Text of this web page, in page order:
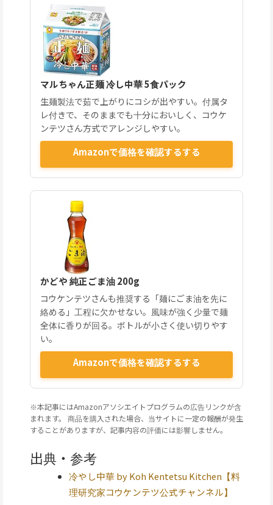
マルちゃん正麺 冷し中華 5食パック
生麺製法で茹で上がりにコシが出やすい。付属タ
レ付きで、そのままでも十分においしく、コウケ
ンテツさん方式でアレンジしやすい。
Amazonで価格を確認するする
かどや 純正ごま油 200g
コウケンテツさんも推奨する「麺にごま油を先に
絡める」工程に欠かせない。風味が強く少量で麺
全体に香りが回る。ボトルが小さく使い切りやす
い。
Amazonで価格を確認するする
※本記事にはAmazonアソシエイトプログラムの広告リンクが含
まれます。 商品を購入された場合、当サイトに一定の報酬が発生
することがありますが、記事内容の評価には影響しません。
出典・参考
冷やし中華 by Koh Kentetsu Kitchen【料
理研究家コウケンテツ公式チャンネル】